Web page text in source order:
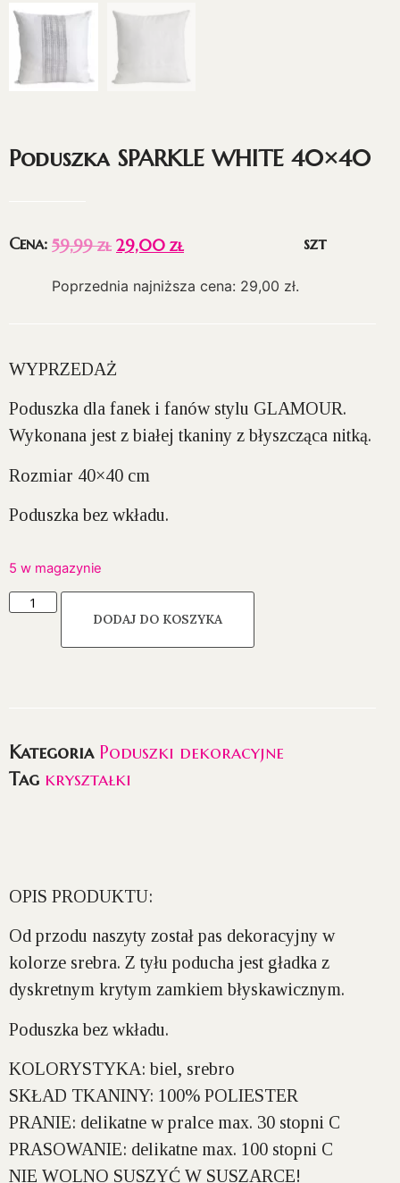
Poduszka SPARKLE WHITE 40×40
Cena: 59,99zł 29,00 zł
Poprzednia najniższa cena: 29,00 zł.
szt
WYPRZEDAŻ
Poduszka dla fanek i fanów stylu GLAMOUR.
Wykonana jest z białej tkaniny z błyszcząca nitką.
Rozmiar 40×40 cm
Poduszka bez wkładu.
5 w magazynie
DODAJ DO KOSZYKA
Kategoria Poduszki dekoracyjne
Tag kryształki
OPIS PRODUKTU:
Od przodu naszyty został pas dekoracyjny w
kolorze srebra. Z tyłu poducha jest gładka z
dyskretnym krytym zamkiem błyskawicznym.
Poduszka bez wkładu.
KOLORYSTYKA: biel, srebro
SKŁAD TKANINY: 100% POLIESTER
PRANIE: delikatne w pralce max. 30 stopni C
PRASOWANIE: delikatne max. 100 stopni C
NIE WOLNO SUSZYĆ W SUSZARCE!